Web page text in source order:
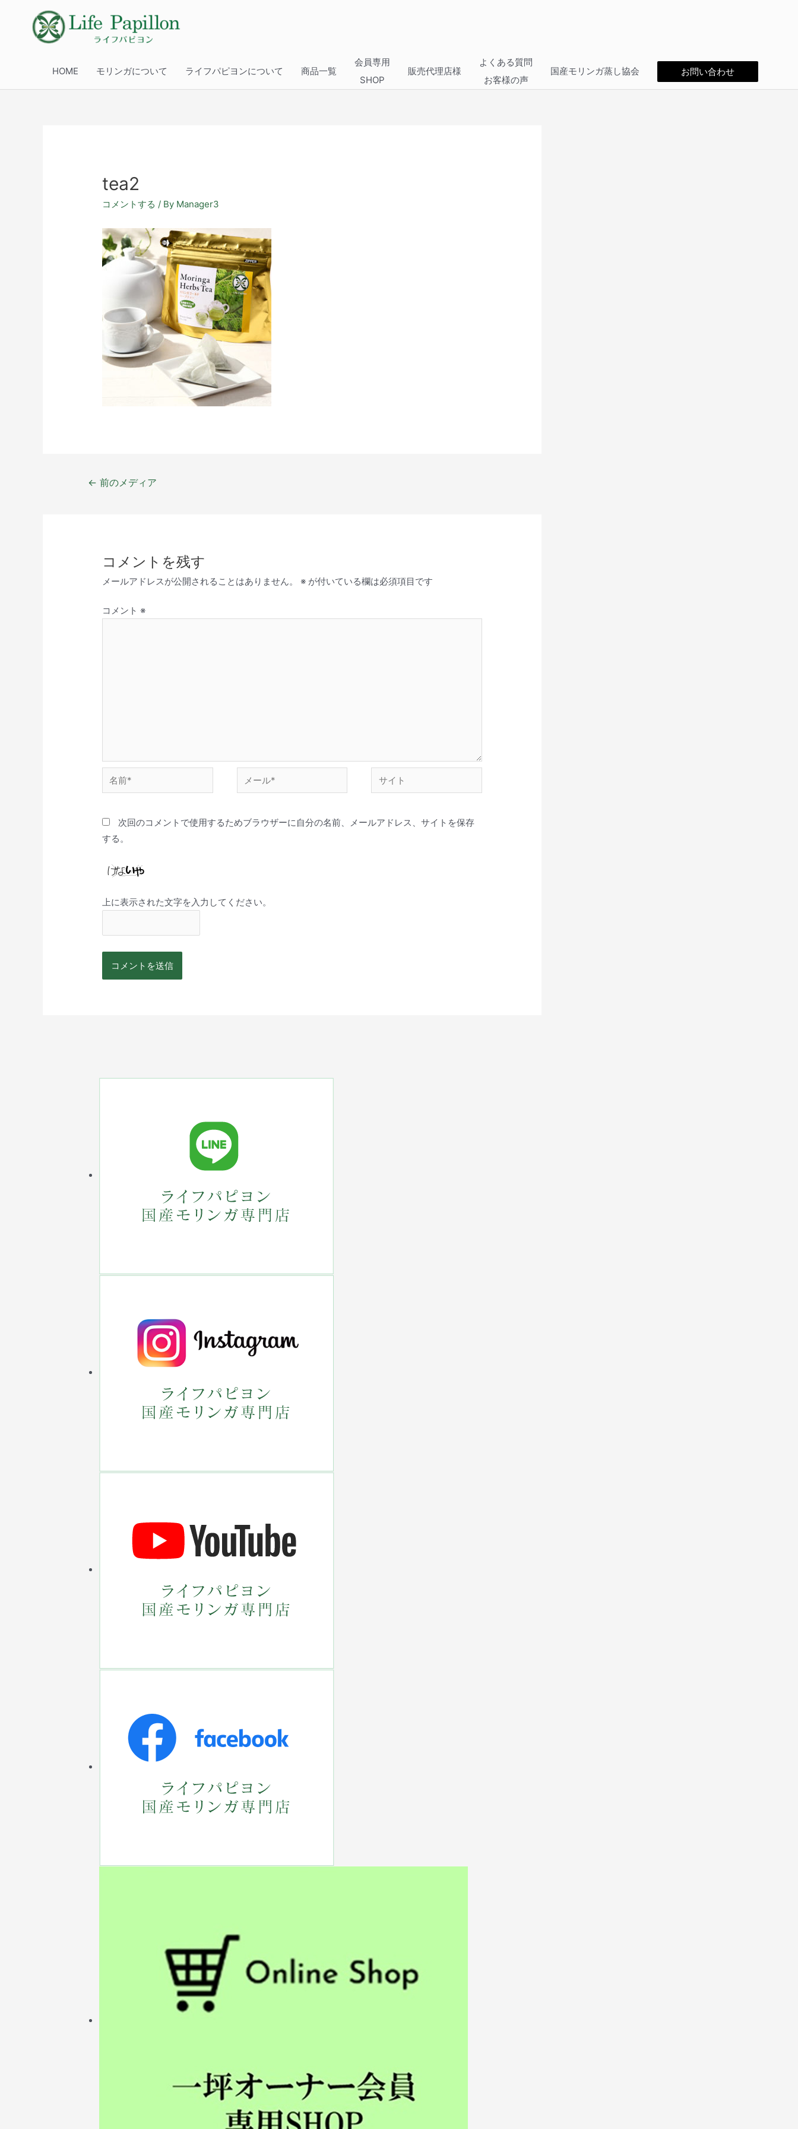
HOME モリンガについて ライフパピヨンについて 商品一覧
会員専用
SHOP
販売代理店様
よくある質問
お客様の声
国産モリンガ蒸し協会 お問い合わせ
tea2
コメントする / By Manager3
← 前のメディア
コメントを残す
メールアドレスが公開されることはありません。 ※ が付いている欄は必須項目です
コメント ※
次回のコメントで使用するためブラウザーに自分の名前、メールアドレス、サイトを保存
する。
上に表示された文字を入力してください。